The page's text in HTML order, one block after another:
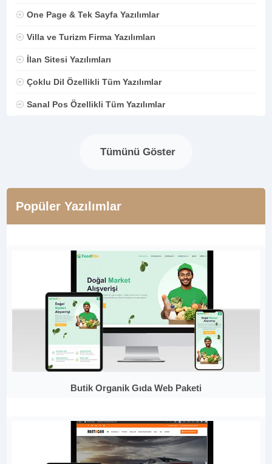
One Page & Tek Sayfa Yazılımlar
Villa ve Turizm Firma Yazılımları
İlan Sitesi Yazılımları
Çoklu Dil Özellikli Tüm Yazılımlar
Sanal Pos Özellikli Tüm Yazılımlar
Tümünü Göster
Popüler Yazılımlar
Butik Organik Gıda Web Paketi